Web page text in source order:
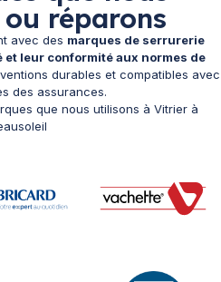
réparons
avec des marques de serrurerie
leur conformité aux normes de
durables et compatibles avec
des assurances.
que nous utilisons à Vitrier à